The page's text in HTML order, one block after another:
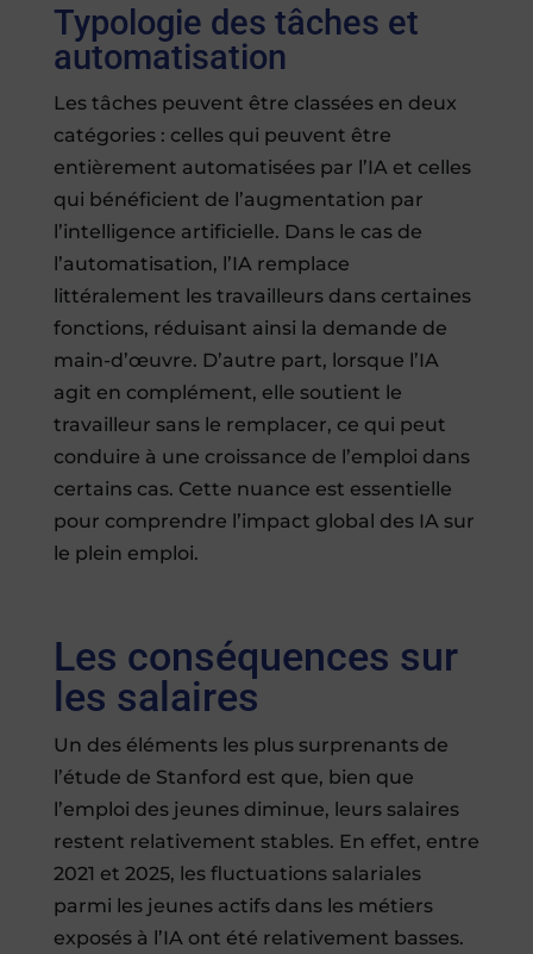
Typologie des tâches et
automatisation
Les tâches peuvent être classées en deux
catégories : celles qui peuvent être
entièrement automatisées par l’IA et celles
qui bénéficient de l’augmentation par
l’intelligence artificielle. Dans le cas de
l’automatisation, l’IA remplace
littéralement les travailleurs dans certaines
fonctions, réduisant ainsi la demande de
main-d’œuvre. D’autre part, lorsque l’IA
agit en complément, elle soutient le
travailleur sans le remplacer, ce qui peut
conduire à une croissance de l’emploi dans
certains cas. Cette nuance est essentielle
pour comprendre l’impact global des IA sur
le plein emploi.
Les conséquences sur
les salaires
Un des éléments les plus surprenants de
l’étude de Stanford est que, bien que
l’emploi des jeunes diminue, leurs salaires
restent relativement stables. En effet, entre
2021 et 2025, les fluctuations salariales
parmi les jeunes actifs dans les métiers
exposés à l’IA ont été relativement basses.